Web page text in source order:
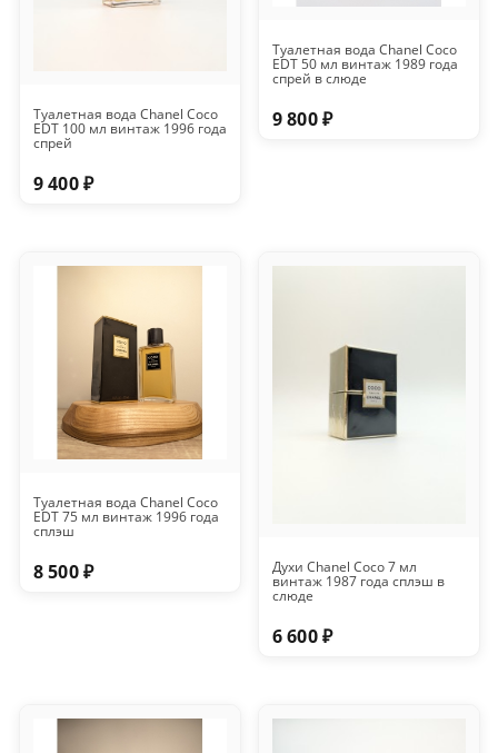
Туалетная вода Chanel Coco
EDT 100 мл винтаж 1996 года
спрей
9 400 ₽
Туалетная вода Chanel Coco
EDT 50 мл винтаж 1989 года
спрей в слюде
9 800 ₽
Туалетная вода Chanel Coco
EDT 75 мл винтаж 1996 года
сплэш
8 500 ₽ Духи Chanel Coco 7 мл
винтаж 1987 года сплэш в
слюде
6 600 ₽